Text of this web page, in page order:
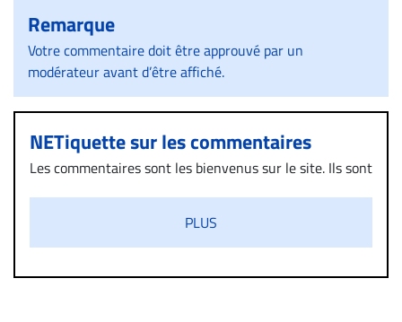
Remarque
Votre commentaire doit être approuvé par un
modérateur avant d’être affiché.
NETiquette sur les commentaires
Les commentaires sont les bienvenus sur le site. Ils sont
diffamatoire. Si malgré cette politique de modération,
un commentaire publié sur le site vous dérange, prenez
immédiatement contact par courriel (info@droit-
PLUS